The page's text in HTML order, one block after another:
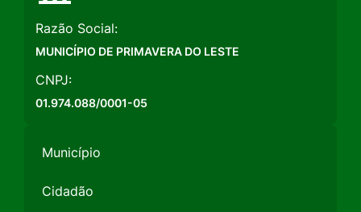
Razão Social:
MUNICÍPIO DE PRIMAVERA DO LESTE
CNPJ:
01.974.088/0001-05
Município
Cidadão